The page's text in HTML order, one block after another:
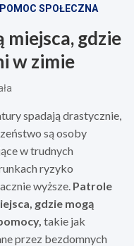
POMOC SPOŁECZNA
gdzie
w zimie
spadają drastycznie,
są osoby
w trudnych
ryzyko
wyższe. Patrole
gdzie mogą
takie jak
przez bezdomnych